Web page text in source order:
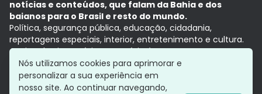
notícias e conteúdos, que falam da Bahia e dos
baianos para o Brasil e resto do mundo.
Política, segurança pública, educação, cidadania,
reportagens especiais, interior, entretenimento e cultura.
Aqui, tudo vira notícia e a notícia é no tempo presente,
com a credibilidade do Grupo Aratu.
Grupo Aratu
Política de privacidade
Nós utilizamos cookies para aprimorar e
personalizar a sua experiência em
nosso site. Ao continuar navegando,